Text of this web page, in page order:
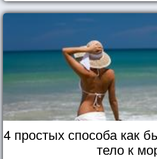
4 простых способа как
тело к